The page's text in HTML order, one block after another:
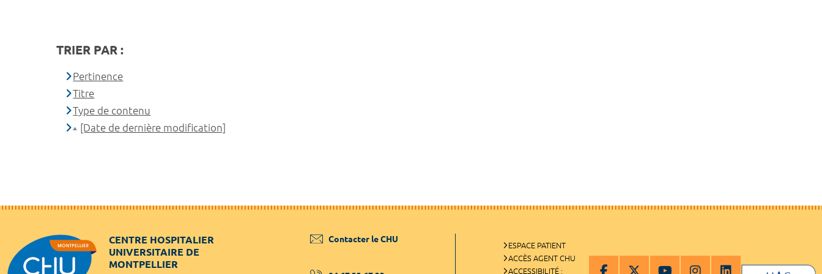
TRIER PAR :
Pertinence
Titre
Type de contenu
[Date de dernière modification]
CENTRE HOSPITALIER
UNIVERSITAIRE DE
MONTPELLIER
Contacter le CHU
ESPACE PATIENT
ACCÈS AGENT CHU
ACCESSIBILITÉ :